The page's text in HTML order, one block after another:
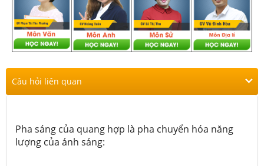
Câu hỏi liên quan
Pha sáng của quang hợp là pha chuyển hóa năng
lượng của ánh sáng: